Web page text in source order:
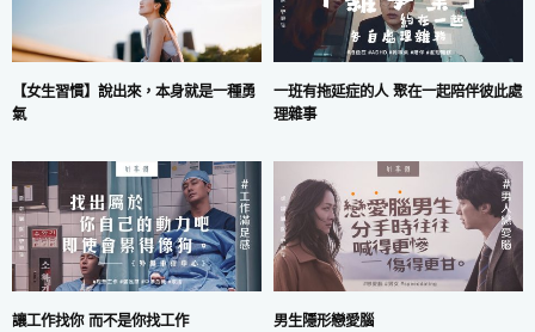
【女生習慣】說出來，本身就是一種勇
氣
一班有拖延症的人 聚在一起陪伴彼此處
理雜事
讓工作找你 而不是你找工作 男生隱形戀愛腦